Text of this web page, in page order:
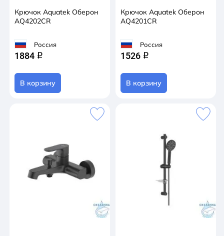
Крючок Aquatek Оберон
AQ4202CR
Россия
1884 q
В корзину
Крючок Aquatek Оберон
AQ4201CR
Россия
1526 q
В корзину